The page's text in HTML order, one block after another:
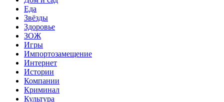
Еда
Звёзды
Здоровье
ЗОЖ
Игры
Импортозамещение
Интернет
Истории
Компании
Криминал
Культура